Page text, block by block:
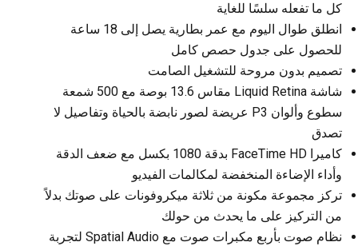
كل ما تفعله سلسًا للغاية
انطلق طوال اليوم مع عمر بطارية يصل إلى 18 ساعة
للحصول على جدول حصص كامل
تصميم بدون مروحة للتشغيل الصامت
شاشة Liquid Retina مقاس 13.6 بوصة مع 500 شمعة
سطوع وألوان P3 عريضة لصور نابضة بالحياة وتفاصيل لا
تصدق
كاميرا FaceTime HD بدقة 1080 بكسل مع ضعف الدقة
وأداء الإضاءة المنخفضة لمكالمات الفيديو
تركز مجموعة مكونة من ثلاثة ميكروفونات على صوتك بدلاً
من التركيز على ما يحدث من حولك
نظام صوت بأربع مكبرات صوت مع Spatial Audio لتجربة